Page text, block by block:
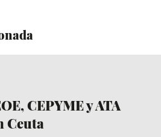
CEPYME y ATA
Ceuta